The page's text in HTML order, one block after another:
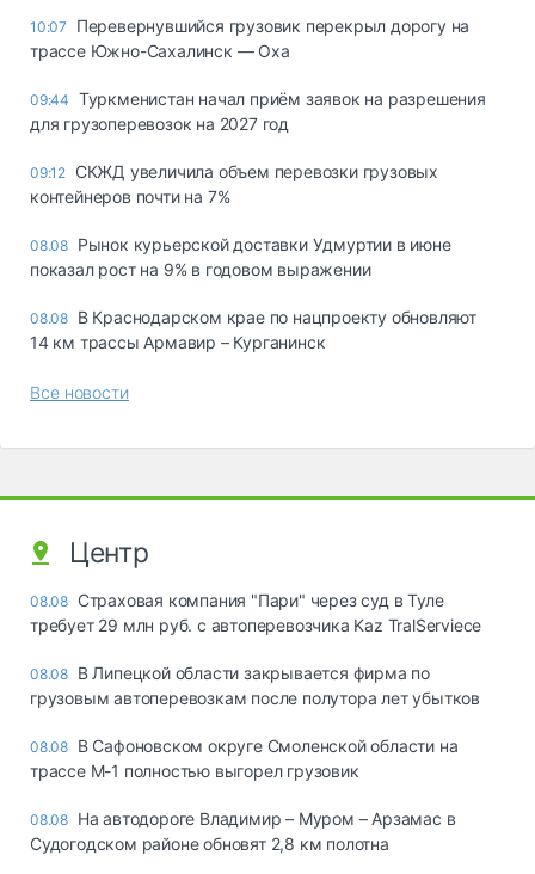
10:07
Перевернувшийся грузовик перекрыл дорогу на
трассе Южно-Сахалинск — Оха
09:44 Туркменистан начал приём заявок на разрешения
для грузоперевозок на 2027 год
09:12 СКЖД увеличила объем перевозки грузовых
контейнеров почти на 7%
08.08 Рынок курьерской доставки Удмуртии в июне
показал рост на 9% в годовом выражении
08.08 В Краснодарском крае по нацпроекту обновляют
14 км трассы Армавир – Курганинск
Все новости
Центр
08.08 Страховая компания "Пари" через суд в Туле
требует 29 млн руб. с автоперевозчика Kaz TralServiece
08.08 В Липецкой области закрывается фирма по
грузовым автоперевозкам после полутора лет убытков
08.08 В Сафоновском округе Смоленской области на
трассе М-1 полностью выгорел грузовик
08.08 На автодороге Владимир – Муром – Арзамас в
Судогодском районе обновят 2,8 км полотна